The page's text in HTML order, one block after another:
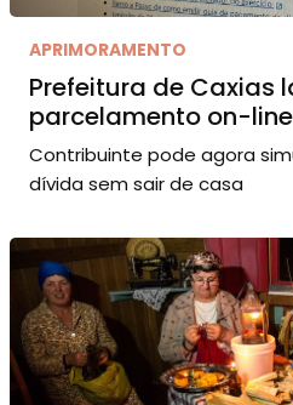
APRIMORAMENTO
Prefeitura de Caxias
parcelamento on-
Contribuinte pode agora
dívida sem sair de casa